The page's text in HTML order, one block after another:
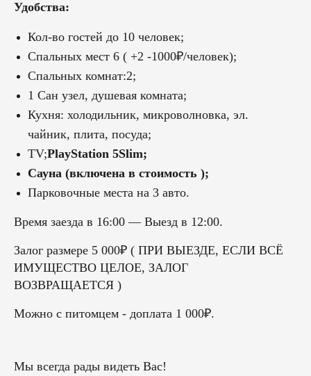
Удобства:
Кол-во гостей до 10 человек;
Спальных мест 6 ( +2 -1000₽/человек);
Спальных комнат:2;
1 Сан узел, душевая комната;
Кухня: холодильник, микроволновка, эл.
чайник, плита, посуда;
TV;PlayStation 5Slim;
Сауна (включена в стоимость );
Парковочные места на 3 авто.
Время заезда в 16:00 — Выезд в 12:00.
Залог размере 5 000₽ ( ПРИ ВЫЕЗДЕ, ЕСЛИ ВСЁ
ИМУЩЕСТВО ЦЕЛОЕ, ЗАЛОГ
ВОЗВРАЩАЕТСЯ )
Можно с питомцем - доплата 1 000₽.
Мы всегда рады видеть Вас!